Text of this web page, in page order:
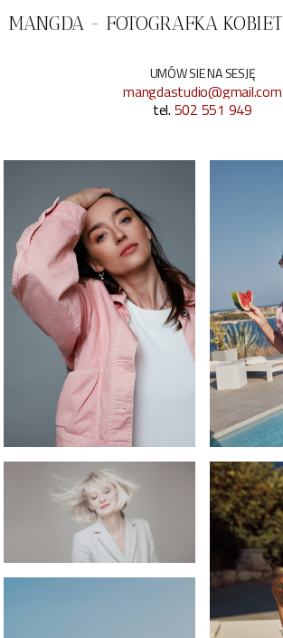
MANGDA - FOTOGRAFKA KOBIET
UMÓW SIE NA SESJĘ
mangdastudio@gmail.com
tel. 502 551 949